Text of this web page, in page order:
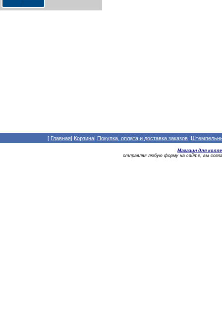
[ Главная| Корзина| Покупка, оплата и доставка заказов |
Магазин для
отправляя любую форму на сайте, вы